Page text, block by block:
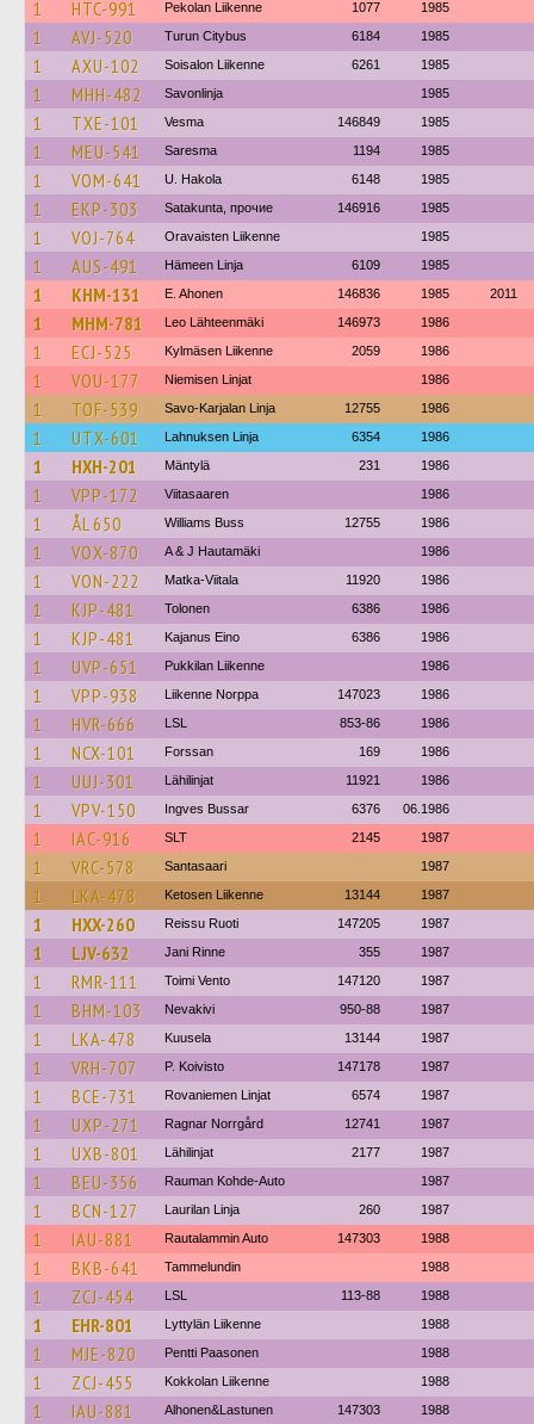
1 HTC-991 Pekolan Liikenne 1077 1985
1 AVJ-520 Turun Citybus 6184 1985
1 AXU-102 Soisalon Liikenne 6261 1985
1 MHH-482 Savonlinja 1985
1 TXE-101 Vesma 146849 1985
1 MEU-541 Saresma 1194 1985
1 VOM-641 U. Hakola 6148 1985
1 EKP-303 Satakunta, прочие 146916 1985
1 VOJ-764 Oravaisten Liikenne 1985
1 AUS-491 Hämeen Linja 6109 1985
1 KHM-131 E. Ahonen 146836 1985 2011
1 MHM-781 Leo Lähteenmäki 146973 1986
1 ECJ-525 Kylmäsen Liikenne 2059 1986
1 VOU-177 Niemisen Linjat 1986
1 TOF-539 Savo-Karjalan Linja 12755 1986
1 UTX-601 Lahnuksen Linja 6354 1986
1 HXH-201 Mäntylä 231 1986
1 VPP-172 Viitasaaren 1986
1 ÅL 650 Williams Buss 12755 1986
1 VOX-870 A & J Hautamäki 1986
1 VON-222 Matka-Viitala 11920 1986
1 KJP-481 Tolonen 6386 1986
1 KJP-481 Kajanus Eino 6386 1986
1 UVP-651 Pukkilan Liikenne 1986
1 VPP-938 Liikenne Norppa 147023 1986
1 HVR-666 LSL 853-86 1986
1 NCX-101 Forssan 169 1986
1 UUJ-301 Lähilinjat 11921 1986
1 VPV-150 Ingves Bussar 6376 06.1986
1 IAC-916 SLT 2145 1987
1 VRC-578 Santasaari 1987
1 LKA-478 Ketosen Liikenne 13144 1987
1 HXX-260 Reissu Ruoti 147205 1987
1 LJV-632 Jani Rinne 355 1987
1 RMR-111 Toimi Vento 147120 1987
1 BHM-103 Nevakivi 950-88 1987
1 LKA-478 Kuusela 13144 1987
1 VRH-707 P. Koivisto 147178 1987
1 BCE-731 Rovaniemen Linjat 6574 1987
1 UXP-271 Ragnar Norrgård 12741 1987
1 UXB-801 Lähilinjat 2177 1987
1 BEU-356 Rauman Kohde-Auto 1987
1 BCN-127 Laurilan Linja 260 1987
1 IAU-881 Rautalammin Auto 147303 1988
1 BKB-641 Tammelundin 1988
1 ZCJ-454 LSL 113-88 1988
1 EHR-801 Lyttylän Liikenne 1988
1 MJE-820 Pentti Paasonen 1988
1 ZCJ-455 Kokkolan Liikenne 1988
1 IAU-881 Alhonen&Lastunen 147303 1988